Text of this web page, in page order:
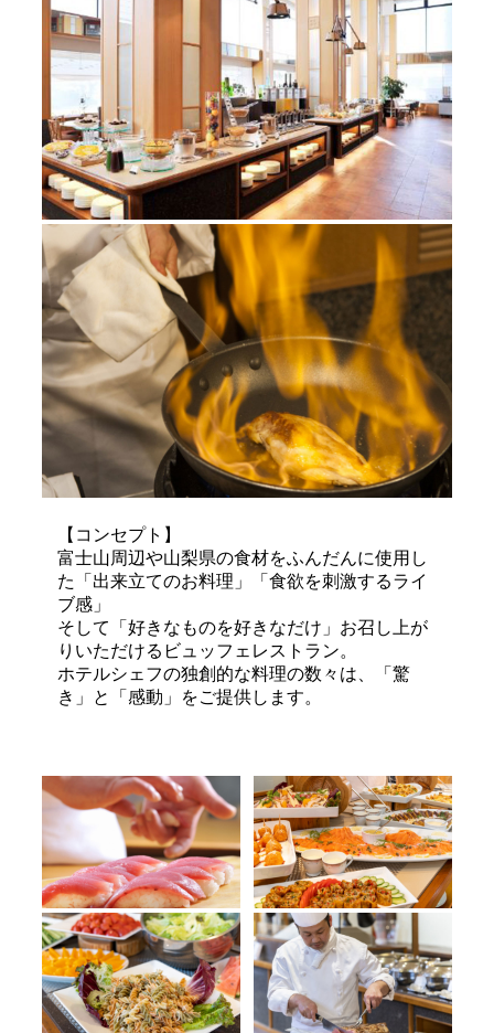
【コンセプト】
富士山周辺や山梨県の食材をふんだんに使用し
た「出来立てのお料理」「食欲を刺激するライ
ブ感」
そして「好きなものを好きなだけ」お召し上が
りいただけるビュッフェレストラン。
ホテルシェフの独創的な料理の数々は、「驚
き」と「感動」をご提供します。